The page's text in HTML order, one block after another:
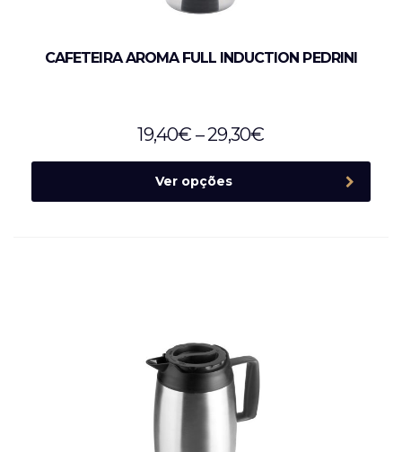
CAFETEIRA AROMA FULL INDUCTION PEDRINI
19,40€ –29,30€
Ver opções